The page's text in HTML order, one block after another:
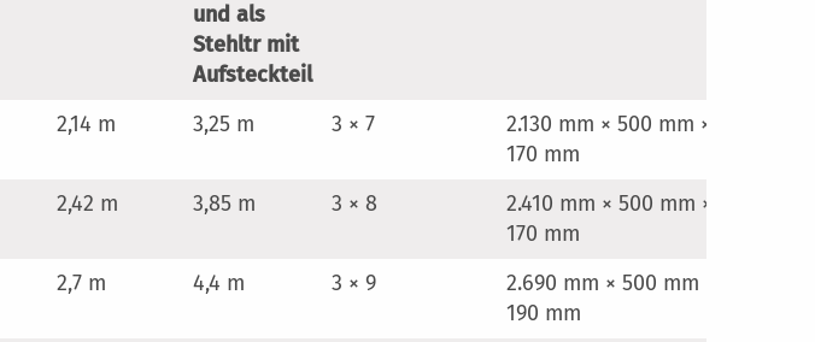
und als
Stehltr mit
Aufsteckteil
2,14 m 3,25 m 3 × 7
2.130 mm × 500 mm ×
170 mm
2,42 m 3,85 m 3 × 8
2.410 mm × 500 mm ×
170 mm
2,7 m 4,4 m 3 × 9
2.690 mm × 500 mm ×
190 mm